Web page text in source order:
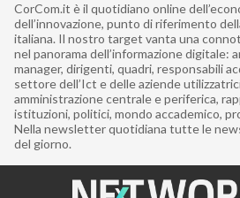
CorCom.it è il quotidiano online
dell’innovazione, punto di riferimento
italiana. Il nostro target vanta una
nel panorama dell’informazione digitale:
manager, dirigenti, quadri, responsabili
settore dell’Ict e delle aziende
amministrazione centrale e periferica,
istituzioni, politici, mondo accademico,
Nella newsletter quotidiana tutte le
del giorno.